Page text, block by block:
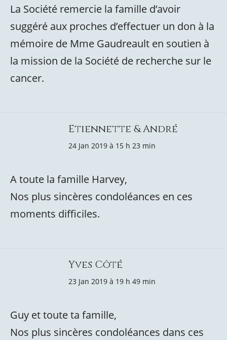
La Société remercie la famille d’avoir
suggéré aux proches d’effectuer un don à la
mémoire de Mme Gaudreault en soutien à
la mission de la Société de recherche sur le
cancer.
Etiennette & André
24 Jan 2019 à 15 h 23 min
A toute la famille Harvey,
Nos plus sincères condoléances en ces
moments difficiles.
Yves Côté
23 Jan 2019 à 19 h 49 min
Guy et toute ta famille,
Nos plus sincères condoléances dans ces